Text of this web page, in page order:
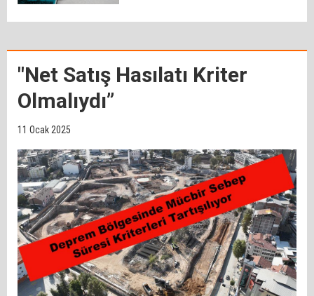
"Net Satış Hasılatı Kriter
Olmalıydı”
11 Ocak 2025